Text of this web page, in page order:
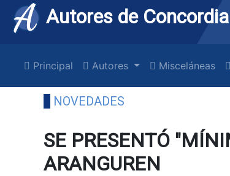
Autores de Concordia
Principal Autores Misceláneas
NOVEDADES
SE PRESENTÓ
ARANGUREN